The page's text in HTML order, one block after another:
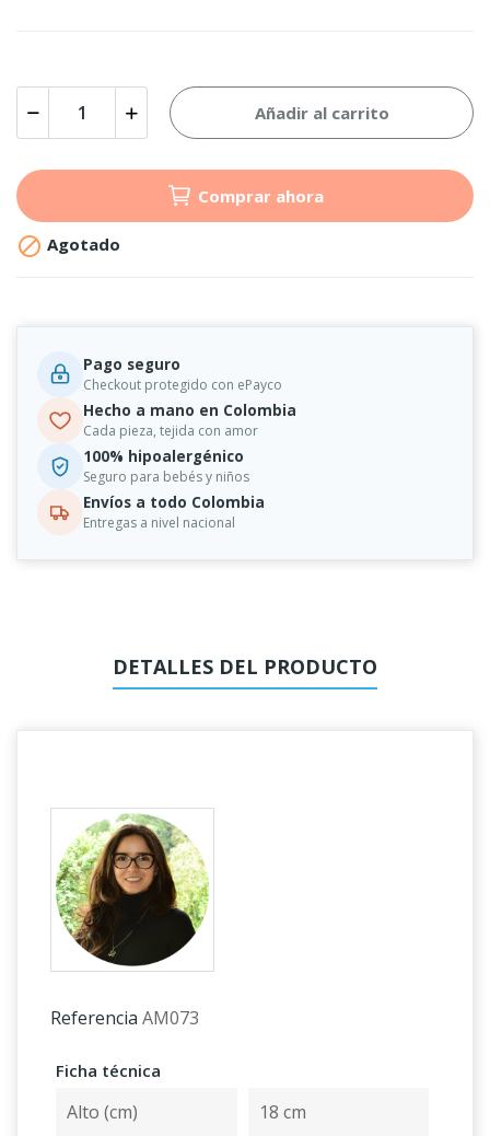
Añadir al carrito
Comprar ahora
 Agotado
Pago seguro
Checkout protegido con ePayco
Hecho a mano en Colombia
Cada pieza, tejida con amor
100% hipoalergénico
Seguro para bebés y niños
Envíos a todo Colombia
Entregas a nivel nacional
DETALLES DEL PRODUCTO
Referencia AM073
Ficha técnica
Alto (cm) 18 cm